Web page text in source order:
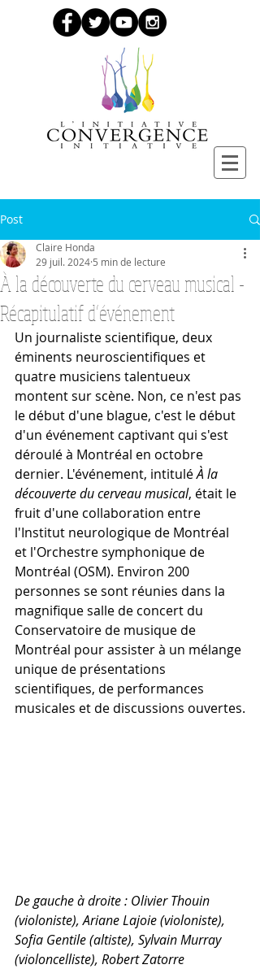
Post
À la découverte du cerveau musical -
Récapitulatif d’événement
Claire Honda
29 juil. 2024 5 min de lecture
Un journaliste scientifique, deux
éminents neuroscientifiques et
quatre musiciens talentueux
montent sur scène. Non, ce n'est pas
le début d'une blague, c'est le début
d'un événement captivant qui s'est
déroulé à Montréal en octobre
dernier. L'événement, intitulé À la
découverte du cerveau musical, était le
fruit d'une collaboration entre
l'Institut neurologique de Montréal
et l'Orchestre symphonique de
Montréal (OSM). Environ 200
personnes se sont réunies dans la
magnifique salle de concert du
Conservatoire de musique de
Montréal pour assister à un mélange
unique de présentations
scientifiques, de performances
musicales et de discussions ouvertes.
De gauche à droite : Olivier Thouin
(violoniste), Ariane Lajoie (violoniste),
Sofia Gentile (altiste), Sylvain Murray
(violoncelliste), Robert Zatorre